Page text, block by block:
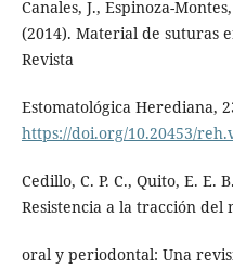
Canales, J., Espinoza-
(2014). Material de suturas
Revista
Estomatológica Herediana,
https://doi.org/10.20453/
Cedillo, C. P. C., Quito, E. E.
Resistencia a la tracción
oral y periodontal: Una